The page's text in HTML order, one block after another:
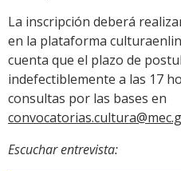
La inscripción deberá
en la plataforma
cuenta que el plazo de
indefectiblemente a las 17
consultas por las bases en
Escuchar entrevista: